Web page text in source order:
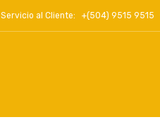
Servicio al Cliente: +(504) 9515 9515